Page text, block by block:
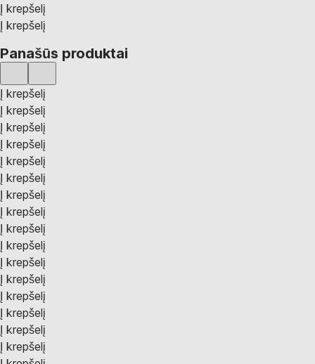
Į krepšelį
Į krepšelį
Panašūs produktai
Į krepšelį
Į krepšelį
Į krepšelį
Į krepšelį
Į krepšelį
Į krepšelį
Į krepšelį
Į krepšelį
Į krepšelį
Į krepšelį
Į krepšelį
Į krepšelį
Į krepšelį
Į krepšelį
Į krepšelį
Į krepšelį